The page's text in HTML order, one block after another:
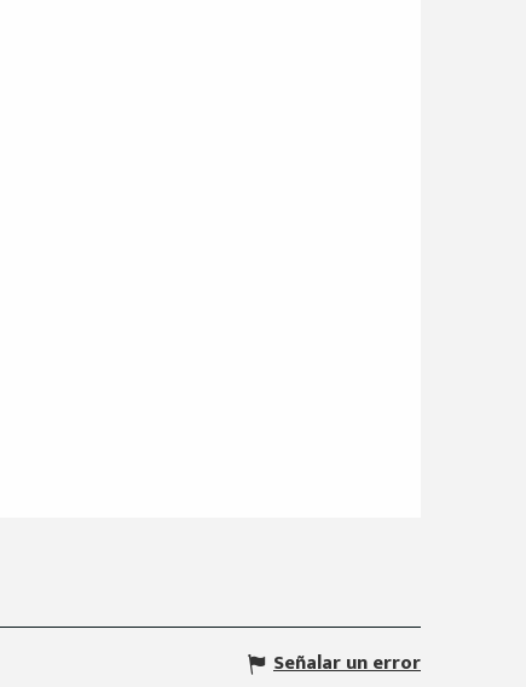
Señalar un error